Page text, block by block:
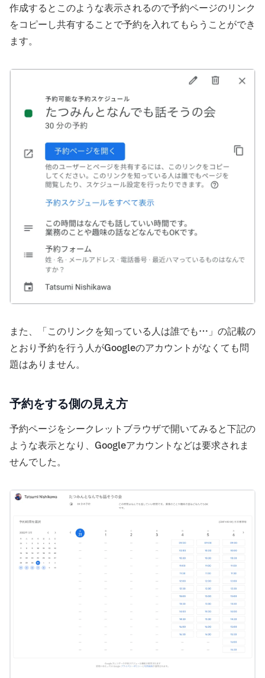
作成するとこのような表示されるので予約ページのリンク
をコピーし共有することで予約を入れてもらうことができ
ます。
また、「このリンクを知っている人は誰でも…」の記載の
とおり予約を行う人がGoogleのアカウントがなくても問
題はありません。
予約をする側の見え方
予約ページをシークレットブラウザで開いてみると下記の
ような表示となり、Googleアカウントなどは要求されま
せんでした。